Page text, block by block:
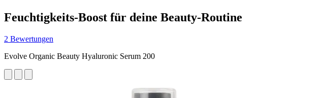
Feuchtigkeits-Boost für deine Beauty-Routine
2 Bewertungen
Evolve Organic Beauty Hyaluronic Serum 200